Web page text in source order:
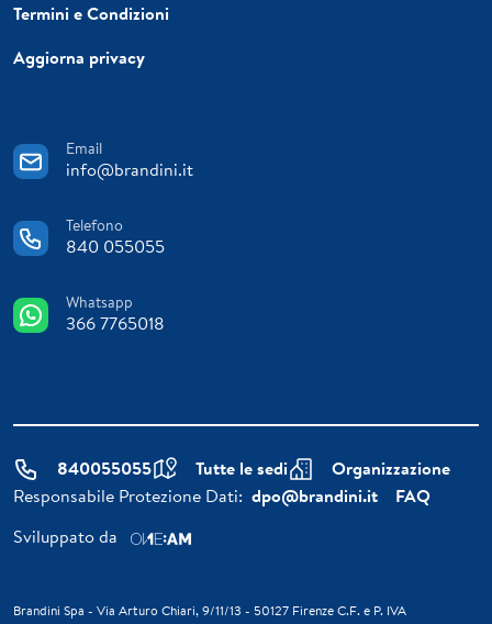
Termini e Condizioni
Aggiorna privacy
Email
info@brandini.it
Telefono
840 055055
Whatsapp
366 7765018
840055055 Tutte le sedi
Organizzazione
Responsabile Protezione Dati: dpo@brandini.it
FAQ
Sviluppato da
Brandini Spa - Via Arturo Chiari, 9/11/13 - 50127 Firenze C.F. e P. IVA